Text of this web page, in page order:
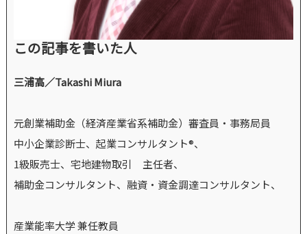
この記事を書いた人
三浦高／Takashi Miura
元創業補助金（経済産業省系補助金）審査員・事務局員
中小企業診断士、起業コンサルタント®、
1級販売士、宅地建物取引 主任者、
補助金コンサルタント、融資・資金調達コンサルタント、
産業能率大学 兼任教員